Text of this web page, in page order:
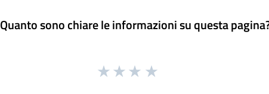
Quanto sono chiare le informazioni su questa